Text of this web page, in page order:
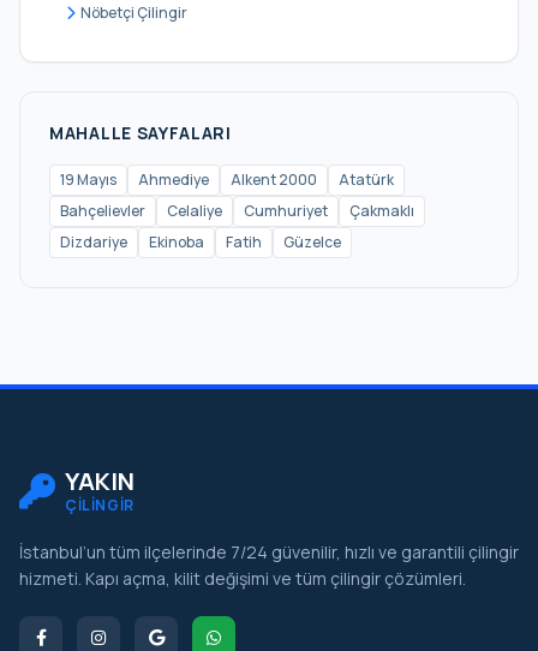
Nöbetçi Çilingir
MAHALLE SAYFALARI
19 Mayıs Ahmediye Alkent 2000
Atatürk
Bahçelievler
Celaliye Cumhuriyet
Çakmaklı
Dizdariye
Ekinoba Fatih Güzelce
YAKIN
ÇİLİNGİR
İstanbul’un tüm ilçelerinde 7/24 güvenilir, hızlı ve garantili çilingir
hizmeti. Kapı açma, kilit değişimi ve tüm çilingir çözümleri.